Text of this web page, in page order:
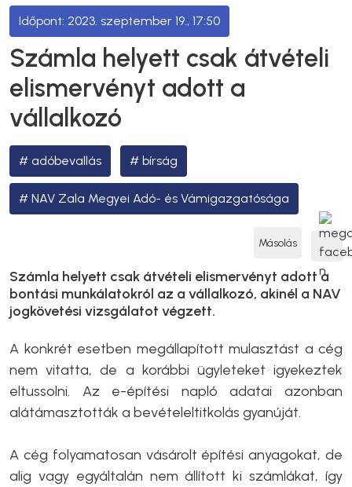
2023. szeptember 19., 17:50
Számla helyett csak átvételi
elismervényt adott a
vállalkozó
adóbevallás bírság
NAV Zala Megyei Adó- és Vámigazgatósága
Másolás
Számla helyett csak átvételi elismervényt adott a
bontási munkálatokról az a vállalkozó, akinél a NAV
jogkövetési vizsgálatot végzett.
A konkrét esetben megállapított mulasztást a cég
nem vitatta, de a korábbi ügyleteket igyekeztek
eltussolni. Az e-építési napló adatai azonban
alátámasztották a bevételeltitkolás gyanúját.
A cég folyamatosan vásárolt építési anyagokat, de
alig vagy egyáltalán nem állított ki számlákat, így